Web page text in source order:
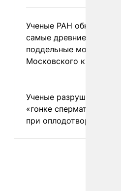
Ученые РАН
самые древние
поддельные монеты
Московского
Ученые разрушили миф
«гонке
при оплодотворении